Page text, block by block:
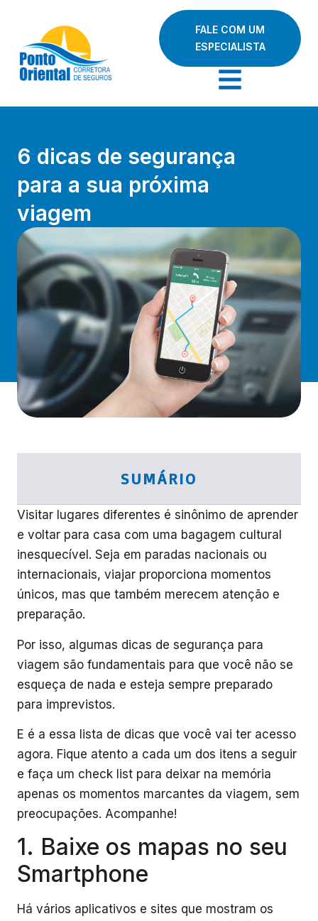
FALE COM UM
ESPECIALISTA
6 dicas de segurança
para a sua próxima
viagem
SUMÁRIO
Visitar lugares diferentes é sinônimo de aprender
e voltar para casa com uma bagagem cultural
inesquecível. Seja em paradas nacionais ou
internacionais, viajar proporciona momentos
únicos, mas que também merecem atenção e
preparação.
Por isso, algumas dicas de segurança para
viagem são fundamentais para que você não se
esqueça de nada e esteja sempre preparado
para imprevistos.
E é a essa lista de dicas que você vai ter acesso
agora. Fique atento a cada um dos itens a seguir
e faça um check list para deixar na memória
apenas os momentos marcantes da viagem, sem
preocupações. Acompanhe!
1. Baixe os mapas no seu
Smartphone
Há vários aplicativos e sites que mostram os